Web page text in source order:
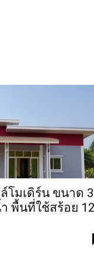
โมเดิร์น ขนาด 3
พื้นที่ใช้สร้อย